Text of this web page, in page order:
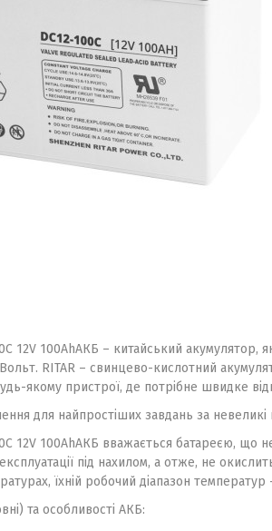
12V 100AhАКБ – китайський акумулятор,
RITAR – свинцево-кислотний
якому пристрої, де потрібне швидке
для найпростіших завдань за невеликі
12V 100AhАКБ вважається батареєю, що не
під нахилом, а отже, не
їхній робочий діапазон
та особливості АКБ: